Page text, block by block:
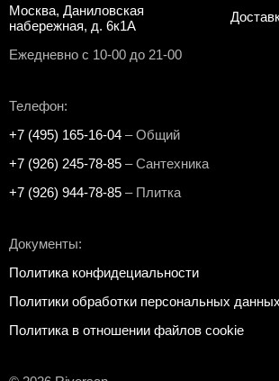
Москва, Даниловская
набережная, д. 6к1А
Ежедневно с 10-00 до 21-00
Телефон:
+7 (495) 165-16-04 – Общий
+7 (926) 245-78-85 – Сантехника
+7 (926) 944-78-85 – Плитка
Документы:
Политика конфидециальности
Политики обработки персональных данных
Политика в отношении файлов cookie